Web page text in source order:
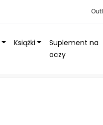
Książki
Suplement na
oczy